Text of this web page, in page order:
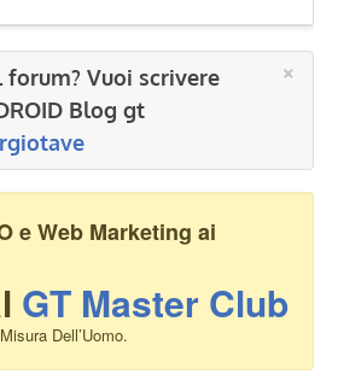
×
forum? Vuoi scrivere
Blog gt
e Web Marketing ai
GT Master Club
Dell’Uomo.